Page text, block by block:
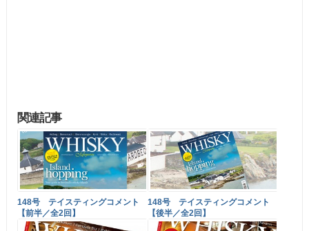
関連記事
148号 テイスティングコメント
【前半／全2回】
148号 テイスティングコメント
【後半／全2回】